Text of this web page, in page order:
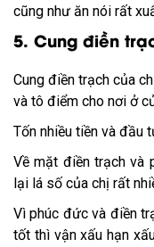
cũng như ăn nói rất
5. Cung điền
Cung điền trạch của
và tô điểm cho nơi ở
Tốn nhiều tiền và đầu
Về mặt điền trạch và
lại lá số của chị rất
Vì phúc đức và điền
tốt thì vận xấu hạn